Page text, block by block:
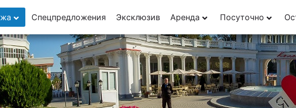
8 (928) 5555-929
8 (928) 3054-111
Спецпредложения Эксклюзив Аренда Посуточно